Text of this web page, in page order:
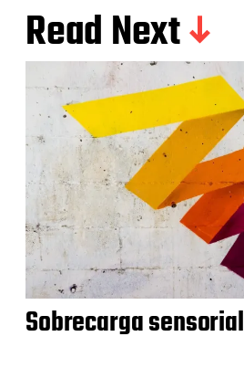
Read Next
Sobrecarga sensorial